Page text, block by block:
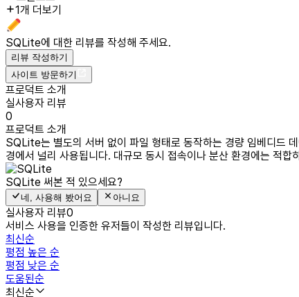
1개 더보기
SQLite에 대한 리뷰를 작성해 주세요.
리뷰 작성하기
사이트 방문하기
프로덕트 소개
실사용자 리뷰
0
프로덕트 소개
SQLite는 별도의 서버 없이 파일 형태로 동작하는 경량 임베디드
경에서 널리 사용됩니다. 대규모 동시 접속이나 분산 환경에는 적
SQLite 써본 적 있으세요?
네, 사용해 봤어요 아니요
실사용자 리뷰0
서비스 사용을 인증한 유저들이 작성한 리뷰입니다.
최신순
평점 높은 순
평점 낮은 순
도움된순
최신순